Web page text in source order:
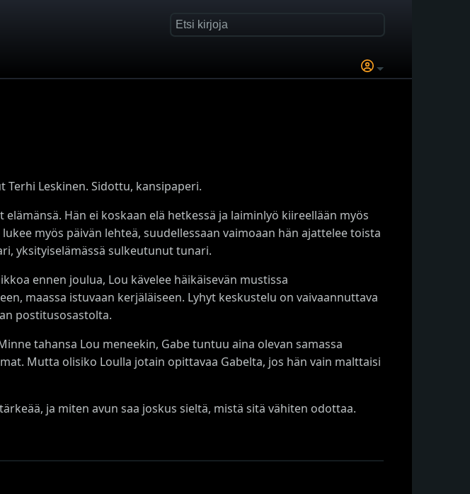
Leskinen. Sidottu, kansipaperi.
Hän ei koskaan elä hetkessä ja laiminlyö kiireellään myös
myös päivän lehteä, suudellessaan vaimoaan hän ajattelee toista
yksityiselämässä sulkeutunut tunari.
ennen joulua, Lou kävelee häikäisevän mustissa
maassa istuvaan kerjäläiseen. Lyhyt keskustelu on vaivaannuttava
postitusosastolta.
tahansa Lou meneekin, Gabe tuntuu aina olevan samassa
Mutta olisiko Loulla jotain opittavaa Gabelta, jos hän vain malttaisi
ja miten avun saa joskus sieltä, mistä sitä vähiten odottaa.